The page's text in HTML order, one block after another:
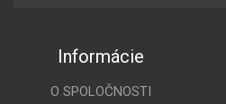
Informácie
O SPOLOČNOSTI